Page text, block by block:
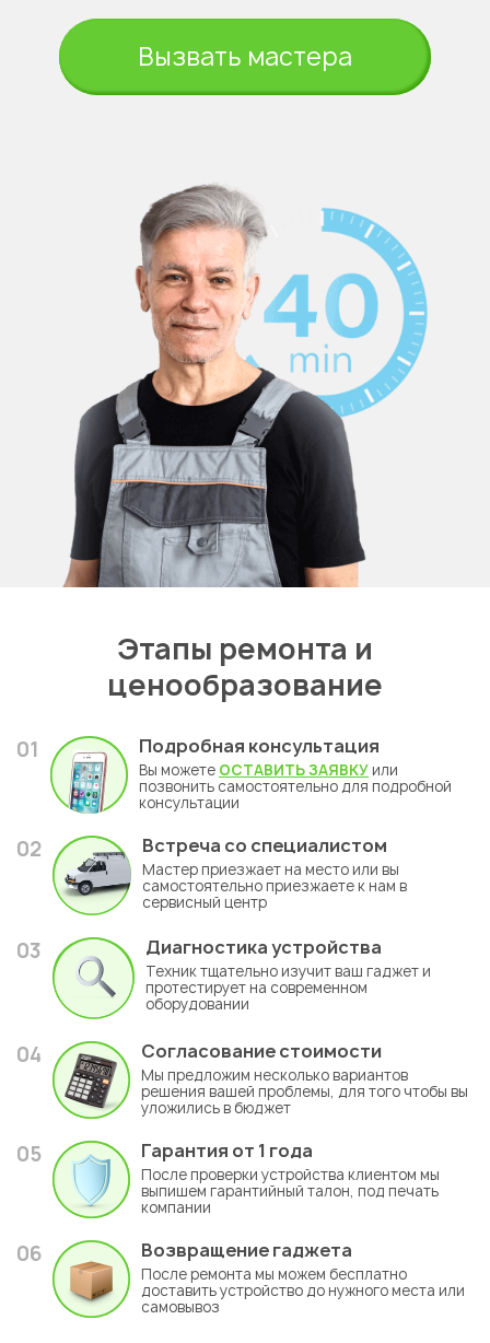
Вызвать мастера
Этапы ремонта и
ценообразование
01 Подробная консультация
Вы можете ОСТАВИТЬ ЗАЯВКУ или
позвонить самостоятельно для подробной
консультации
02 Встреча со специалистом
Мастер приезжает на место или вы
самостоятельно приезжаете к нам в
сервисный центр
03 Диагностика устройства
Техник тщательно изучит ваш гаджет и
протестирует на современном
оборудовании
04 Согласование стоимости
Мы предложим несколько вариантов
решения вашей проблемы, для того чтобы вы
уложились в бюджет
05 Гарантия от 1 года
После проверки устройства клиентом мы
выпишем гарантийный талон, под печать
компании
06 Возвращение гаджета
После ремонта мы можем бесплатно
доставить устройство до нужного места или
самовывоз